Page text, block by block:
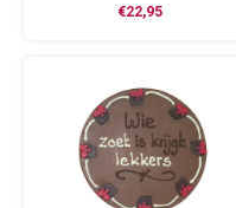
€22,95